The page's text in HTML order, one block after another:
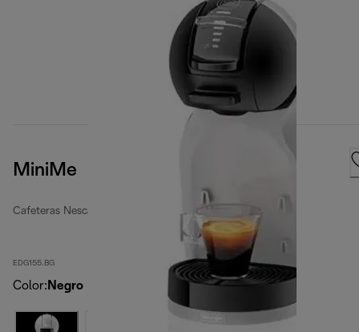
MiniMe
Cafeteras Nescafé Dolce Gusto
EDG155.BG
Color: Negro